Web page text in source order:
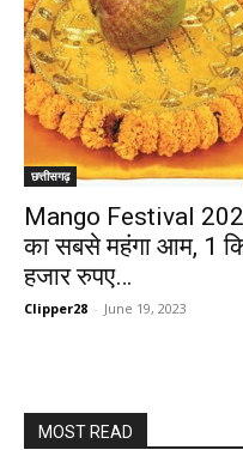
छत्तीसगढ़
Mango Festival
का सबसे महंगा आम, 1
हजार रुपए…
Clipper28 - June 19, 2023
MOST READ